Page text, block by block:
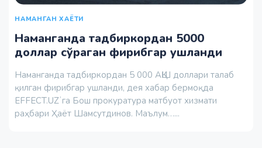
НАМАНГАН ХАЁТИ
Наманганда тадбиркордан 5000
доллар сўраган фирибгар ушланди
Наманганда тадбиркордан 5 000 АҚШ доллари талаб
қилган фирибгар ушланди, дея хабар бермоқда
EFFECT.UZʼга Бош прокуратура матбуот хизмати
раҳбари Ҳаёт Шамсутдинов. Маълум…...